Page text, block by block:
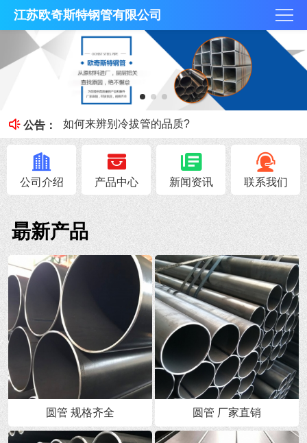
江苏欧奇斯特钢管有限公司
公告：
冷拔管的光亮度特征
冷拔管对比热轧管有什么区别
如何来辨别冷拔管的品质?
钢管知识----冷拔管和热轧管区别
无锡不锈钢焊管原料的加工性能
公司介绍 产品中心 新闻资讯 联系我们
朂新产品
圆管 规格齐全 圆管 厂家直销